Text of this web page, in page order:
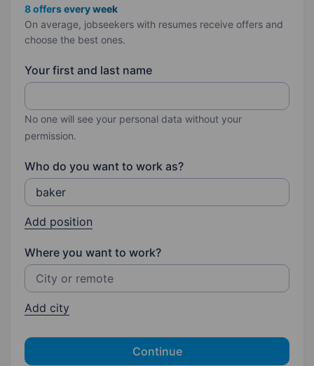
8 offers every week
On average, jobseekers with resumes receive offers and
choose the best ones.
Your first and last name
No one will see your personal data without your
permission.
Who do you want to work as?
Add position
Where you want to work?
Add city
Continue